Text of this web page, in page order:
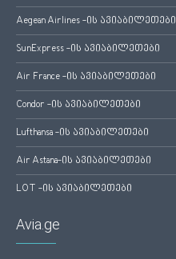
Aegean Airlines -ის ავიაბილეთები
SunExpress -ის ავიაბილეთები
Air France -ის ავიაბილეთები
Condor -ის ავიაბილეთები
Lufthansa -ის ავიაბილეთები
Air Astana-ის ავიაბილეთები
LOT -ის ავიაბილეთები
Avia.ge